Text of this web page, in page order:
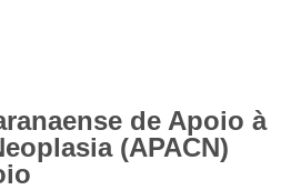
de Apoio à
(APACN)